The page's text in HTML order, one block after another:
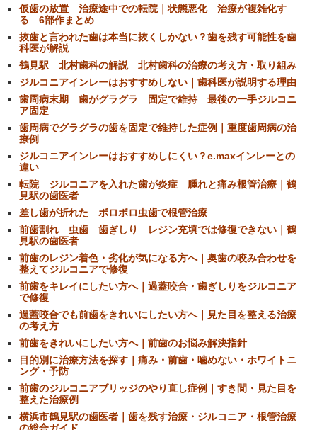
仮歯の放置 治療途中での転院｜状態悪化 治療が複雑化す
る 6部作まとめ
抜歯と言われた歯は本当に抜くしかない？歯を残す可能性を歯
科医が解説
鶴見駅 北村歯科の解説 北村歯科の治療の考え方・取り組み
ジルコニアインレーはおすすめしない｜歯科医が説明する理由
歯周病末期 歯がグラグラ 固定で維持 最後の一手ジルコニ
ア固定
歯周病でグラグラの歯を固定で維持した症例｜重度歯周病の治
療例
ジルコニアインレーはおすすめしにくい？e.maxインレーとの
違い
転院 ジルコニアを入れた歯が炎症 腫れと痛み根管治療｜鶴
見駅の歯医者
差し歯が折れた ボロボロ虫歯で根管治療
前歯割れ 虫歯 歯ぎしり レジン充填では修復できない｜鶴
見駅の歯医者
前歯のレジン着色・劣化が気になる方へ｜奥歯の咬み合わせを
整えてジルコニアで修復
前歯をキレイにしたい方へ｜過蓋咬合・歯ぎしりをジルコニア
で修復
過蓋咬合でも前歯をきれいにしたい方へ｜見た目を整える治療
の考え方
前歯をきれいにしたい方へ｜前歯のお悩み解決指針
目的別に治療方法を探す｜痛み・前歯・噛めない・ホワイトニ
ング・予防
前歯のジルコニアブリッジのやり直し症例｜すき間・見た目を
整えた治療例
横浜市鶴見駅の歯医者｜歯を残す治療・ジルコニア・根管治療